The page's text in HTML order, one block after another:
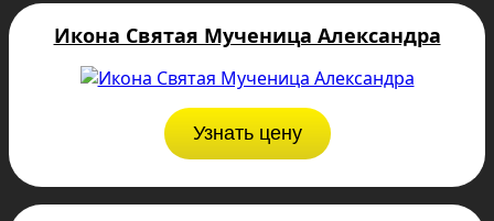
Икона Святая Мученица Александра
Узнать цену